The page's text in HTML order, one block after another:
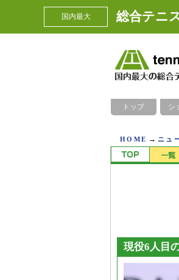
国内最大 総合テニ
トップ シ
HOME → ニュ
現役6人目